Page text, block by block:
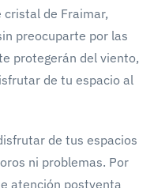
cristal de Fraimar,
preocuparte por las
protegerán del viento,
de tu espacio al
de tus espacios
ni problemas. Por
atención postventa